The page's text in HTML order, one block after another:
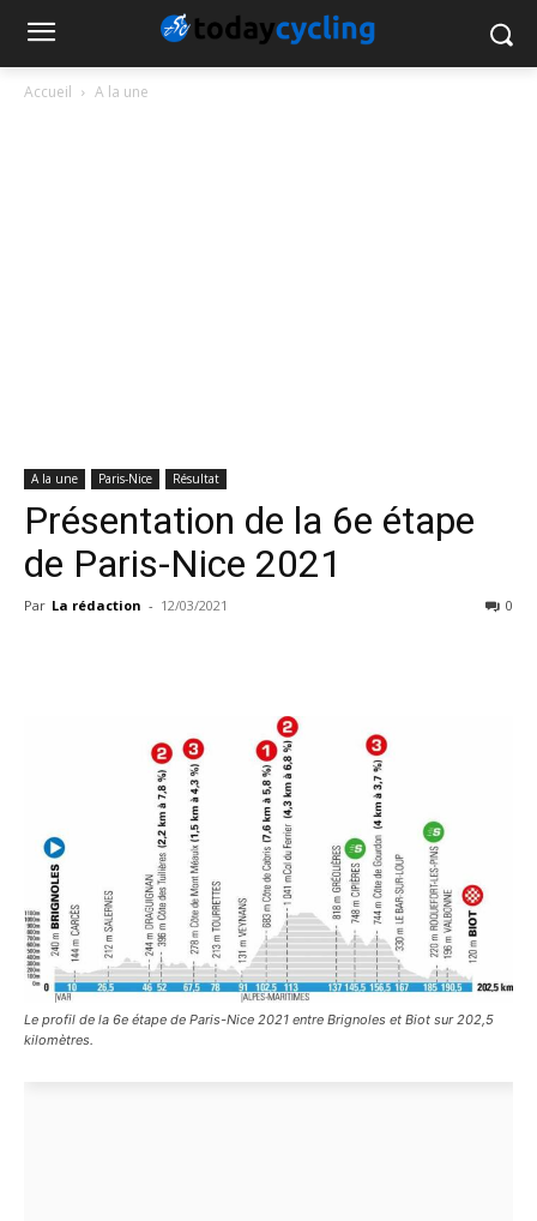
Accueil A la une
A la une Paris-Nice Résultat
Présentation de la 6e étape
de Paris-Nice 2021
Par La rédaction - 12/03/2021 0
Le profil de la 6e étape de Paris-Nice 2021 entre Brignoles et Biot sur 202,5
kilomètres.